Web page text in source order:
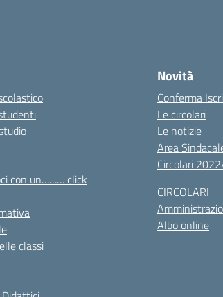
con un……… click
classi
Novità
Conferma
Le circolari
Le notizie
Area
Circolari
CIRCOLARI
Albo online